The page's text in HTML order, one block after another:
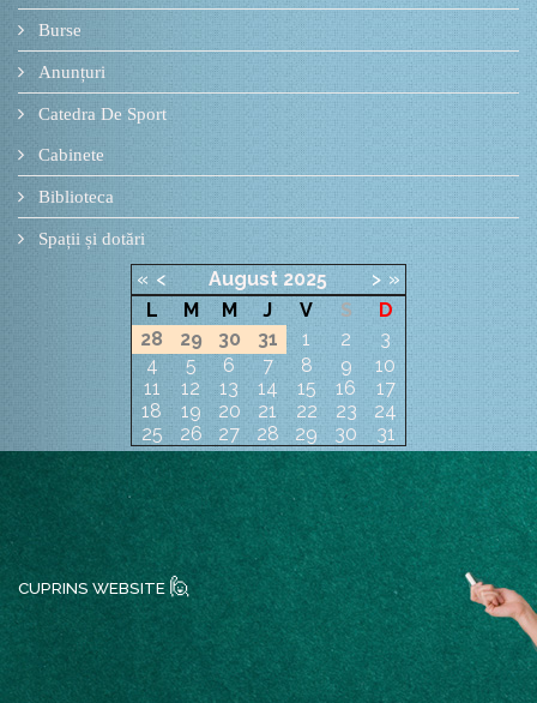
Burse
Anunțuri
Catedra De Sport
Cabinete
Biblioteca
Spații și dotări
« < August 2025 > »
L
M M J V S
D
28
29 30 31 1 2
3
4
5 6 7 8 9
10
11
12 13 14 15 16
17
18
19 20 21 22 23
24
25
26 27 28 29 30 31
CUPRINS WEBSITE 🙋